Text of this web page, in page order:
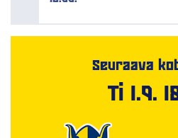
Seuraava
Ti 1.9.